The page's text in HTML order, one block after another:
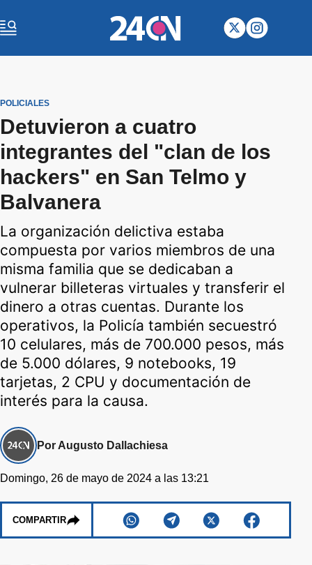
POLICIALES
Detuvieron a cuatro
integrantes del "clan de los
hackers" en San Telmo y
Balvanera
La organización delictiva estaba
compuesta por varios miembros de una
misma familia que se dedicaban a
vulnerar billeteras virtuales y transferir el
dinero a otras cuentas. Durante los
operativos, la Policía también secuestró
10 celulares, más de 700.000 pesos, más
de 5.000 dólares, 9 notebooks, 19
tarjetas, 2 CPU y documentación de
interés para la causa.
Por Augusto Dallachiesa
Domingo, 26 de mayo de 2024 a las 13:21
COMPARTIR